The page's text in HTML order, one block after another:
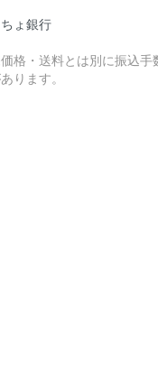
ょ銀行
格・送料とは別に振込手
ります。